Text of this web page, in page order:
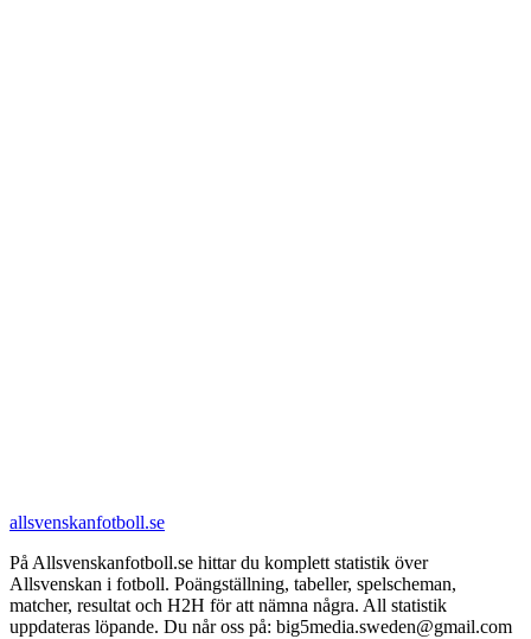
allsvenskanfotboll.se
På Allsvenskanfotboll.se hittar du komplett statistik över
Allsvenskan i fotboll. Poängställning, tabeller, spelscheman,
matcher, resultat och H2H för att nämna några. All statistik
uppdateras löpande. Du når oss på: big5media.sweden@gmail.com